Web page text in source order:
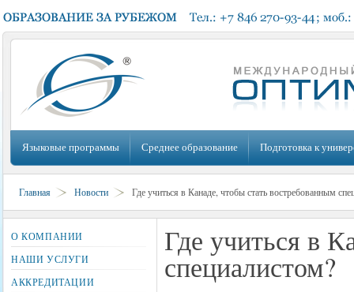
Языковые программы Среднее образование Подготовка к
Главная Новости Где учиться в Канаде, чтобы стать востребованным
Где учиться в
специалистом?
О КОМПАНИИ
НАШИ УСЛУГИ
АККРЕДИТАЦИИ